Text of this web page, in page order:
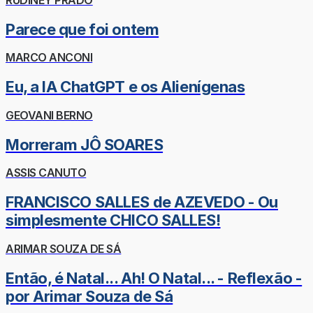
Parece que foi ontem
MARCO ANCONI
Eu, a IA ChatGPT e os Alienígenas
GEOVANI BERNO
Morreram JÔ SOARES
ASSIS CANUTO
FRANCISCO SALLES de AZEVEDO - Ou
simplesmente CHICO SALLES!
ARIMAR SOUZA DE SÁ
Então, é Natal... Ah! O Natal... - Reflexão -
por Arimar Souza de Sá